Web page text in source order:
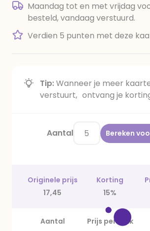
Maandag tot en met vrijdag
besteld, vandaag verstuurd.
Verdien 5 punten met deze
Tip:Wanneer je meer
verstuurt, ontvang je
Aantal Bereken
Originele prijs Korting
17,45
15%
Aantal Prijs per stuk